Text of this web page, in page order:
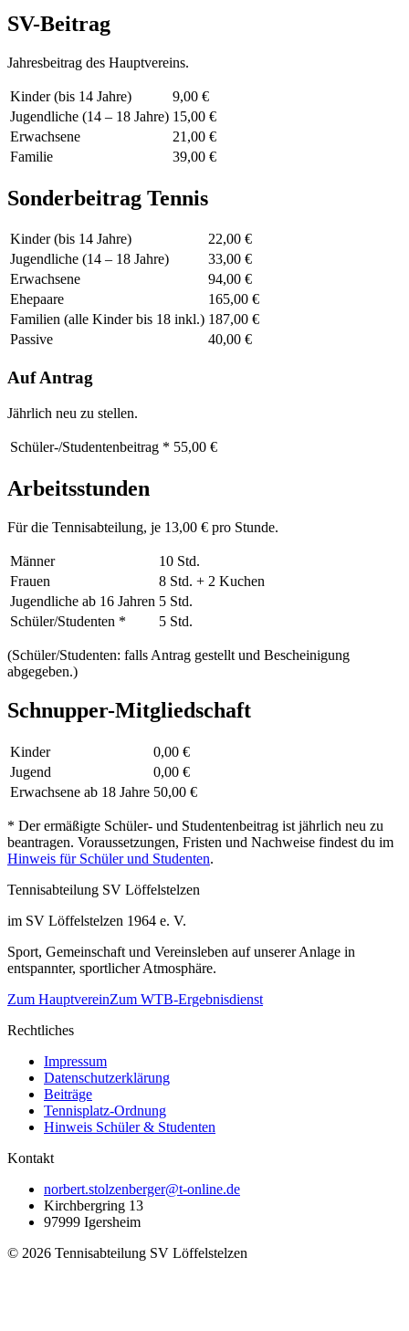
SV-Beitrag
Jahresbeitrag des Hauptvereins.
Kinder (bis 14 Jahre)
9,00 €
Jugendliche (14 – 18 Jahre) 15,00 €
Erwachsene
21,00 €
Familie
39,00 €
Sonderbeitrag Tennis
Kinder (bis 14 Jahre)
22,00 €
Jugendliche (14 – 18 Jahre)
33,00 €
Erwachsene
94,00 €
Ehepaare
165,00 €
Familien (alle Kinder bis 18 inkl.) 187,00 €
Passive
40,00 €
Auf Antrag
Jährlich neu zu stellen.
Schüler-/Studentenbeitrag * 55,00 €
Arbeitsstunden
Für die Tennisabteilung, je 13,00 € pro Stunde.
Männer
10 Std.
Frauen
8 Std. + 2 Kuchen
Jugendliche ab 16 Jahren 5 Std.
Schüler/Studenten *
5 Std.
(Schüler/Studenten: falls Antrag gestellt und Bescheinigung
abgegeben.)
Schnupper-Mitgliedschaft
Kinder
0,00 €
Jugend
0,00 €
Erwachsene ab 18 Jahre 50,00 €
* Der ermäßigte Schüler- und Studentenbeitrag ist jährlich neu zu
beantragen. Voraussetzungen, Fristen und Nachweise findest du im
Hinweis für Schüler und Studenten.
Tennisabteilung SV Löffelstelzen
im SV Löffelstelzen 1964 e. V.
Sport, Gemeinschaft und Vereinsleben auf unserer Anlage in
entspannter, sportlicher Atmosphäre.
Zum HauptvereinZum WTB-Ergebnisdienst
Rechtliches
Impressum
Datenschutzerklärung
Beiträge
Tennisplatz-Ordnung
Hinweis Schüler & Studenten
Kontakt
norbert.stolzenberger@t-online.de
Kirchbergring 13
97999 Igersheim
© 2026 Tennisabteilung SV Löffelstelzen